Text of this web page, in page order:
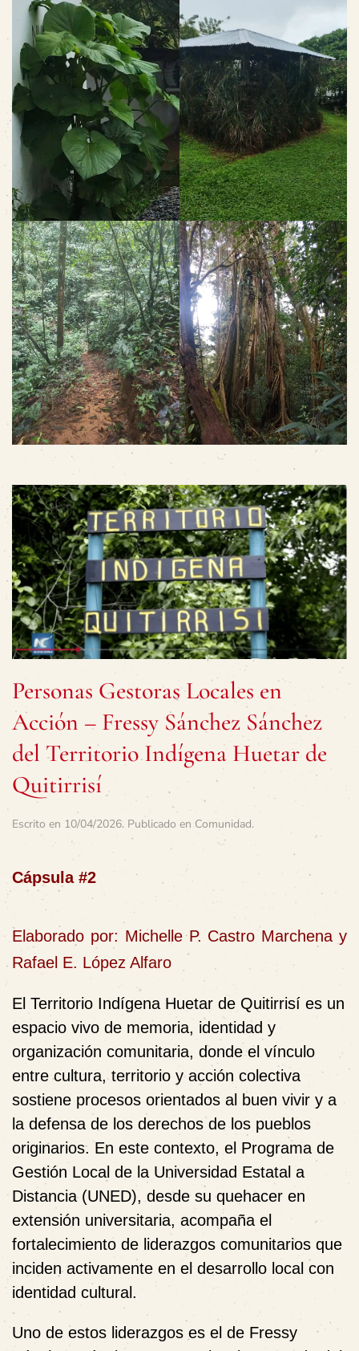
Personas Gestoras Locales en
Acción – Fressy Sánchez Sánchez
del Territorio Indígena Huetar de
Quitirrisí
Escrito en 10/04/2026. Publicado en Comunidad.
Cápsula #2
Elaborado por: Michelle P. Castro Marchena y
Rafael E. López Alfaro
El Territorio Indígena Huetar de Quitirrisí es un
espacio vivo de memoria, identidad y
organización comunitaria, donde el vínculo
entre cultura, territorio y acción colectiva
sostiene procesos orientados al buen vivir y a
la defensa de los derechos de los pueblos
originarios. En este contexto, el Programa de
Gestión Local de la Universidad Estatal a
Distancia (UNED), desde su quehacer en
extensión universitaria, acompaña el
fortalecimiento de liderazgos comunitarios que
inciden activamente en el desarrollo local con
identidad cultural.
Uno de estos liderazgos es el de Fressy